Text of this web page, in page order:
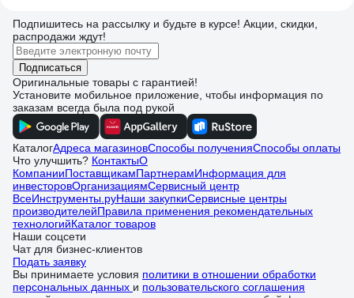
Подпишитесь на рассылку и будьте в курсе! Акции, скидки,
распродажи ждут!
Подписаться
Оригинальные товары с гарантией!
Установите мобильное приложение, чтобы информация по
заказам всегда была под рукой
КаталогАдреса магазиновСпособы полученияСпособы оплаты
Что улучшить? КонтактыО
КомпанииПоставщикамПартнерамИнформация для
инвесторовОрганизациямСервисный центр
ВсеИнструменты.руНаши закупкиСервисные центры
производителейПравила применения рекомендательных
технологийКаталог товаров
Наши соцсети
Чат для бизнес-клиентов
Подать заявку
Вы принимаете условия политики в отношении обработки
персональных данных и пользовательского соглашения